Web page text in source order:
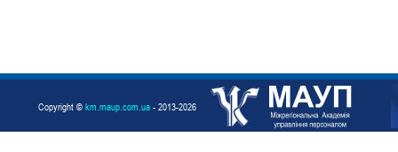
Copyright © km.maup.com.ua - 2013-2026